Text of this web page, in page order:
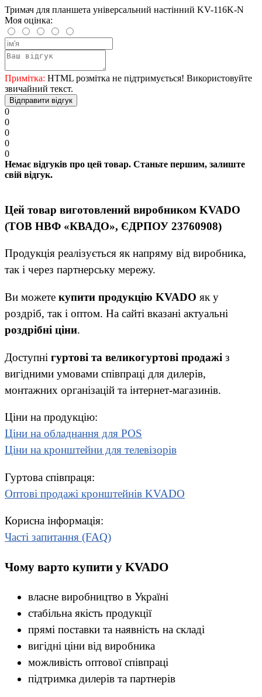
Тримач для планшета універсальний настінний KV-116K-N
Моя оцінка:
Примітка: HTML розмітка не підтримується! Використовуйте
звичайний текст.
Відправити відгук
0
0
0
0
0
Немає відгуків про цей товар. Станьте першим, залиште
свій відгук.
Цей товар виготовлений виробником KVADO
(ТОВ НВФ «КВАДО», ЄДРПОУ 23760908)
Продукція реалізується як напряму від виробника,
так і через партнерську мережу.
Ви можете купити продукцію KVADO як у
роздріб, так і оптом. На сайті вказані актуальні
роздрібні ціни.
Доступні гуртові та великогуртові продажі з
вигідними умовами співпраці для дилерів,
монтажних організацій та інтернет-магазинів.
Ціни на продукцію:
Ціни на обладнання для POS
Ціни на кронштейни для телевізорів
Гуртова співпраця:
Оптові продажі кронштейнів KVADO
Корисна інформація:
Часті запитання (FAQ)
Чому варто купити у KVADO
власне виробництво в Україні
стабільна якість продукції
прямі поставки та наявність на складі
вигідні ціни від виробника
можливість оптової співпраці
підтримка дилерів та партнерів